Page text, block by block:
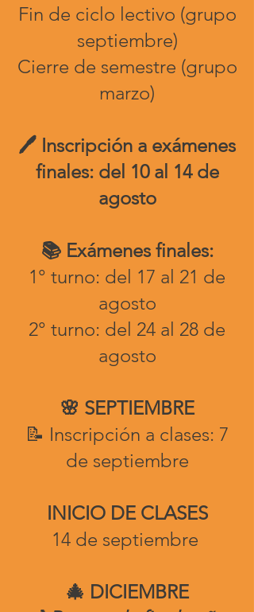
Fin de ciclo lectivo (grupo
septiembre)
Cierre de semestre (grupo
marzo)
🖊️ Inscripción a exámenes
finales: del 10 al 14 de
agosto
📚 Exámenes finales:
1° turno: del 17 al 21 de
agosto
2° turno: del 24 al 28 de
agosto
🌸 SEPTIEMBRE
📝 Inscripción a clases: 7
de septiembre
INICIO DE CLASES
14 de septiembre
🎄 DICIEMBRE